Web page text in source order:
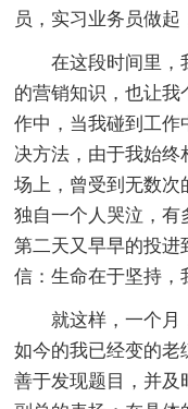
员，实习业务员做起
在这段时间里，我
的营销知识，也让我
作中，当我碰到工作
决方法，由于我始
场上，曾受到无数次
独自一个人哭泣，有
第二天又早早的投进
信：生命在于坚持，
就这样，一个月，
如今的我已经变的老
善于发现题目，并及